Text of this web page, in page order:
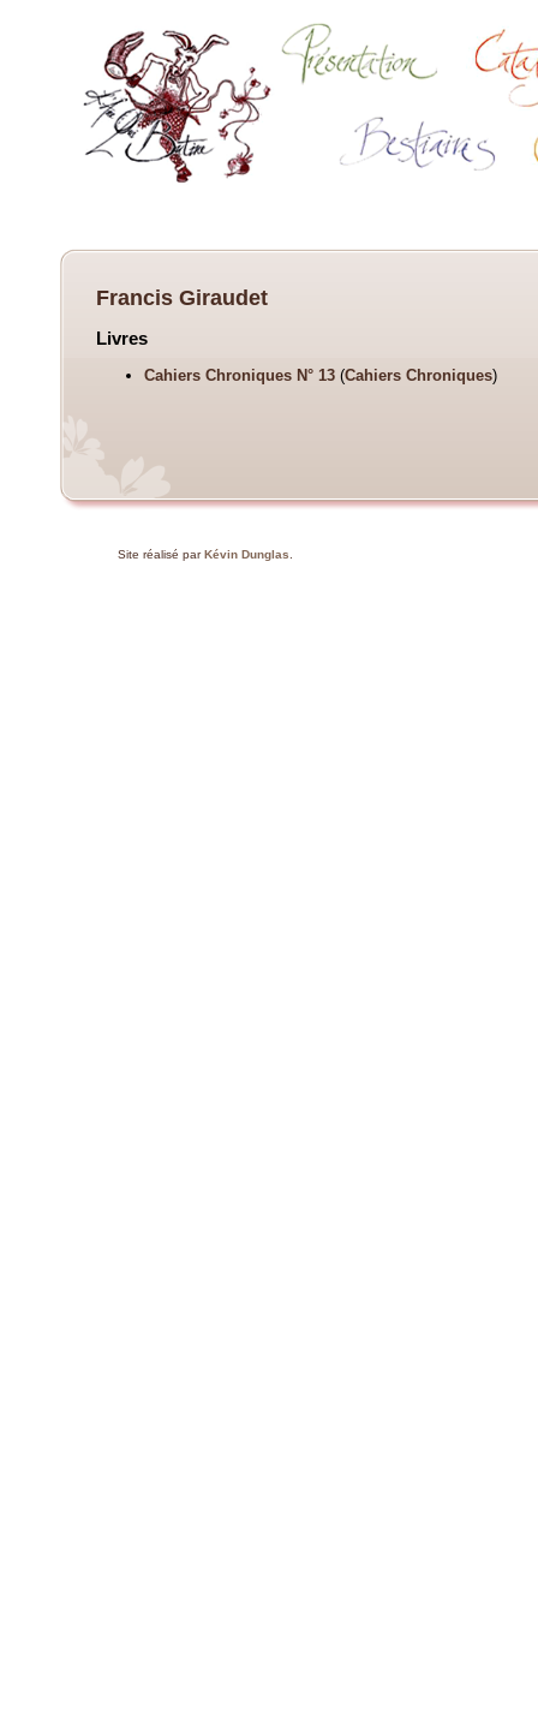
Francis Giraudet
Livres
Cahiers Chroniques N° 13 (Cahiers Chroniques)
Site réalisé par Kévin Dunglas.